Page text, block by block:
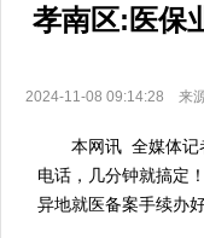
孝南区:医保
2024-11-08 09:14:28 来源
本网讯 全媒体记者
电话，几分钟就搞定
异地就医备案手续办